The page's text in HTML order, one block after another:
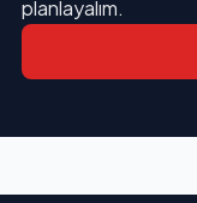
planlayalım.